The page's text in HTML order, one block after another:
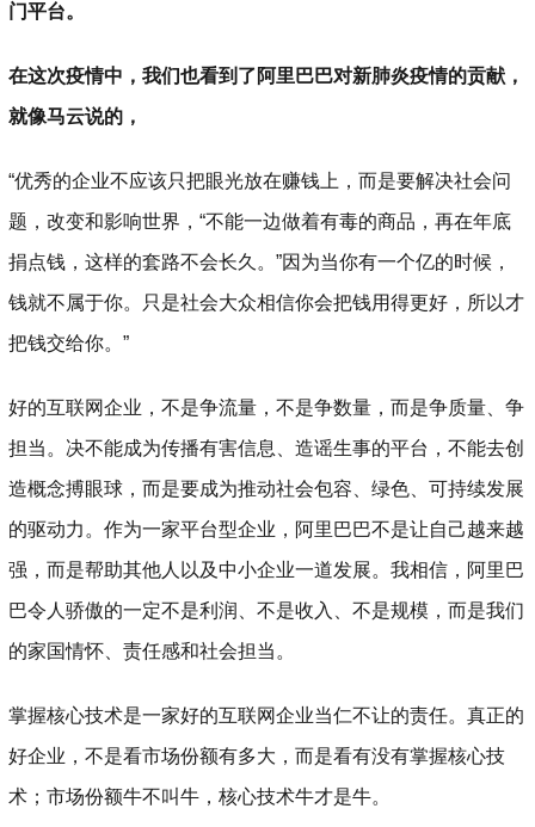
门平台。
在这次疫情中，我们也看到了阿里巴巴对新肺炎疫情的贡献，
就像马云说的，
“优秀的企业不应该只把眼光放在赚钱上，而是要解决社会问
题，改变和影响世界，“不能一边做着有毒的商品，再在年底
捐点钱，这样的套路不会长久。”因为当你有一个亿的时候，
钱就不属于你。只是社会大众相信你会把钱用得更好，所以才
把钱交给你。”
好的互联网企业，不是争流量，不是争数量，而是争质量、争
担当。决不能成为传播有害信息、造谣生事的平台，不能去创
造概念搏眼球，而是要成为推动社会包容、绿色、可持续发展
的驱动力。作为一家平台型企业，阿里巴巴不是让自己越来越
强，而是帮助其他人以及中小企业一道发展。我相信，阿里巴
巴令人骄傲的一定不是利润、不是收入、不是规模，而是我们
的家国情怀、责任感和社会担当。
掌握核心技术是一家好的互联网企业当仁不让的责任。真正的
好企业，不是看市场份额有多大，而是看有没有掌握核心技
术；市场份额牛不叫牛，核心技术牛才是牛。